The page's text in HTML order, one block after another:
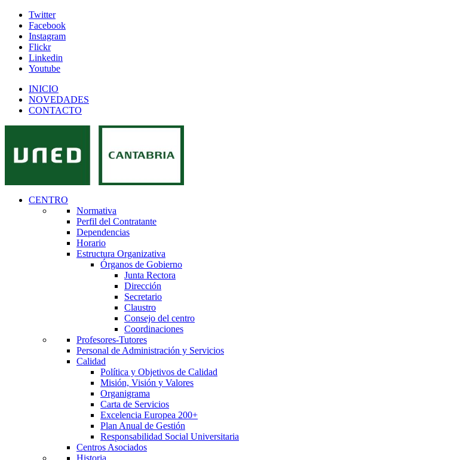
Twitter
Facebook
Instagram
Flickr
Linkedin
Youtube
INICIO
NOVEDADES
CONTACTO
CENTRO
Normativa
Perfil del Contratante
Dependencias
Horario
Estructura Organizativa
Órganos de Gobierno
Junta Rectora
Dirección
Secretario
Claustro
Consejo del centro
Coordinaciones
Profesores-Tutores
Personal de Administración y Servicios
Calidad
Política y Objetivos de Calidad
Misión, Visión y Valores
Organigrama
Carta de Servicios
Excelencia Europea 200+
Plan Anual de Gestión
Responsabilidad Social Universitaria
Centros Asociados
Historia